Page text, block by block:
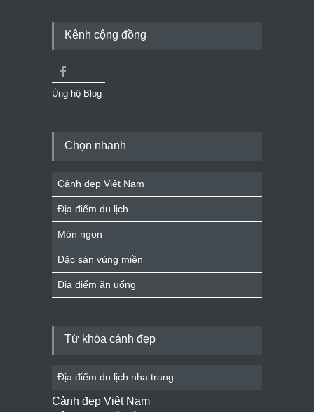
Kênh cộng đồng
Ủng hộ Blog
Chọn nhanh
Cảnh đẹp Việt Nam
Địa điểm du lịch
Món ngon
Đặc sản vùng miền
Địa điểm ăn uống
Từ khóa cảnh đẹp
Địa điểm du lịch nha trang
Cảnh đẹp Việt Nam